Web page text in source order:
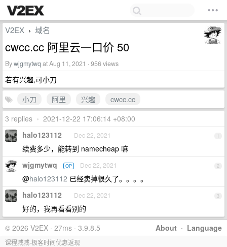
V2EX › 域名
cwcc.cc 阿里云一口价 50
Bywjgmytwq at Aug 11, 2021 · 956 views
若有兴趣,可小刀
小刀
阿里 兴趣
cwcc.cc
3 replies • 2021-12-22 17:06:14 +08:00
1
halo123112 Dec 22, 2021
续费多少，能转到 namecheap 嘛
2
wjgmytwq OP Dec 22, 2021
@halo123112 已经卖掉很久了。。。。
3
halo123112 Dec 22, 2021
好的，我再看看别的
About · Language
© 2026 V2EX · 27ms · 3.9.8.5
课程减减-极客时间优惠返现